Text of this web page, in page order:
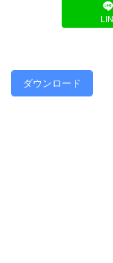
ダウンロード